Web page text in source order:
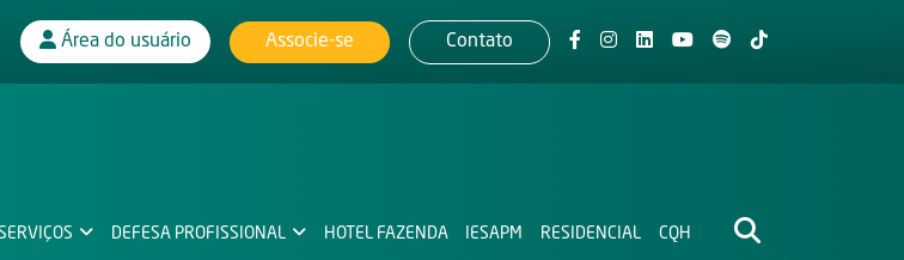
Área do usuário Associe-se Contato
DEFESA PROFISSIONAL HOTEL FAZENDA IESAPM RESIDENCIAL CQH